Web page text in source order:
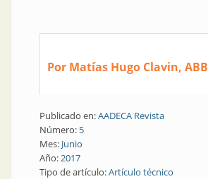
Por Matías Hugo Clavin, ABB
Publicado en:AADECA Revista
Número: 5
Mes: Junio
Año:2017
Tipo de artículo:Artículo técnico